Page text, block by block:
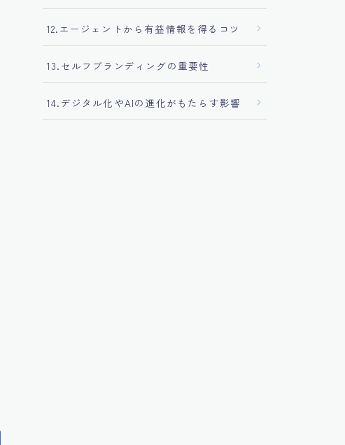
12.エージェントから有益情報を得るコツ
13.セルフブランディングの重要性
14.デジタル化やAIの進化がもたらす影響